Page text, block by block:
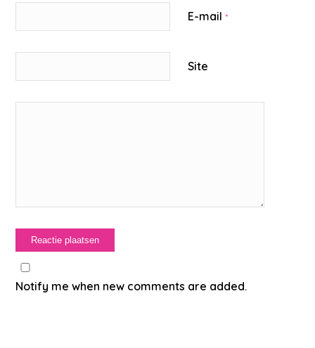
E-mail*
Site
Notify me when new comments are added.